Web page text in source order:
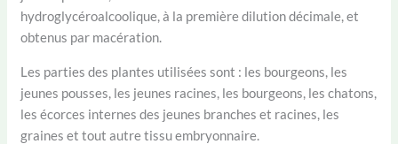
hydroglycéroalcoolique, à la première dilution décimale, et
obtenus par macération.
Les parties des plantes utilisées sont : les bourgeons, les
jeunes pousses, les jeunes racines, les bourgeons, les chatons,
les écorces internes des jeunes branches et racines, les
graines et tout autre tissu embryonnaire.